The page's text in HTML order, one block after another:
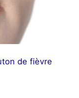
de fièvre